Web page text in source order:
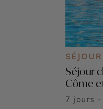
SÉJOUR
Séjour
Côme
7 jours